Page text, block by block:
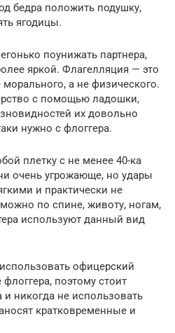
бедра положить подушку,
ягодицы.
поунижать партнера,
яркой. Флагелляция — это
а не физического.
с помощью ладошки,
их довольно
нужно с флоггера.
плетку с не менее 40-ка
очень угрожающе, но удары
и практически не
по спине, животу, ногам,
используют данный вид
офицерский
поэтому стоит
и никогда не использовать
кратковременные и